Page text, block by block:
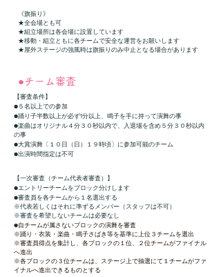
《旗振り》
★全会場とも可
★組立場所は各会場に設置しています
★移動・組立ともに各チームで安全な運営をお願いします
★屋外ステージの強風時は旗振りのみ中止となる場合があります
●チーム審査
【審査条件】
●５名以上での参加
●踊り子半数以上が必ず1分以上、鳴子を手に持って演舞の事
●楽曲はオリジナル４分３０秒以内で、
入退場を含め５分３０秒以内
の事
●大賞演舞〔１０日（日）１９時頃〕に参加可能のチーム
​●出演時間指定は不可
【一次審査（チーム代表者審査）】
●エントリーチームをブロック分けします
●審査員を各チームから１名選出する
※代表若しくはそれに準ずるメンバー（スタッフは不可）
※審査を希望しないチームは必要なし
​●自チームが属さないブロックの演舞を審査
※踊り・衣装・楽曲・鳴子さばき等を基準に上位３チームを選出
※審査員得点を集計し、各ブロックの１位、２位チームがファイナル
へ進出
※各ブロックの３位チームは、ステージ上で抽選にて１チームがファ
イナルへ進出できるものとする